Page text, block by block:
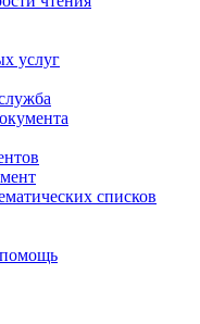
услуг
списков
помощь